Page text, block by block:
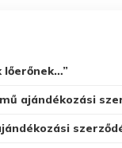
lőerőnek…”
ajándékozási